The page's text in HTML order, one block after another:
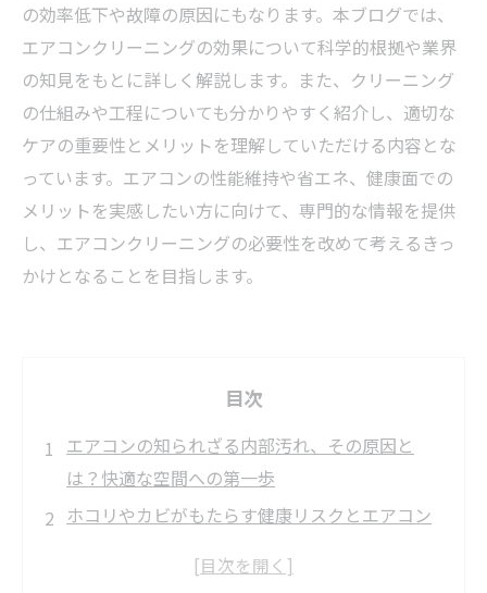
の効率低下や故障の原因にもなります。本ブログでは、
エアコンクリーニングの効果について科学的根拠や業界
の知見をもとに詳しく解説します。また、クリーニング
の仕組みや工程についても分かりやすく紹介し、適切な
ケアの重要性とメリットを理解していただける内容とな
っています。エアコンの性能維持や省エネ、健康面での
メリットを実感したい方に向けて、専門的な情報を提供
し、エアコンクリーニングの必要性を改めて考えるきっ
かけとなることを目指します。
目次
エアコンの知られざる内部汚れ、その原因と
は？快適な空間への第一歩
ホコリやカビがもたらす健康リスクとエアコン
プロが教えるエアコンクリーニングの仕組み—